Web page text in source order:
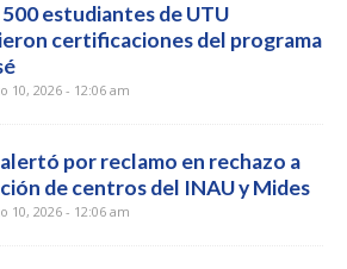
500 estudiantes de UTU
certificaciones del programa
10, 2026 - 12:06 am
por reclamo en rechazo a
de centros del INAU y Mides
10, 2026 - 12:06 am